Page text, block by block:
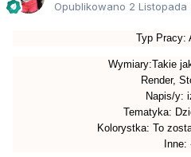
Opublikowano 2 Listopada
Typ Pracy:
Wymiary:Takie
Render,
Napis/y:
Tematyka:
Kolorystka: To
Inne: